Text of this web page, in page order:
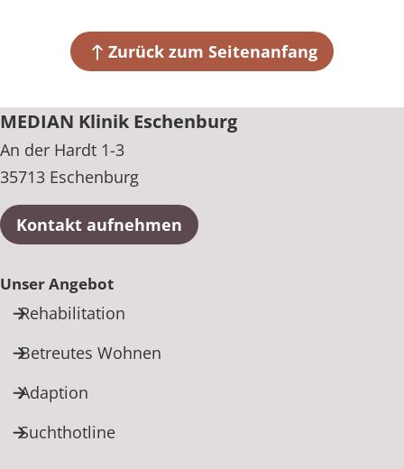
+49 2774 9134-0
Zurück zum Seitenanfang
MEDIAN Klinik Eschenburg
An der Hardt 1-3
35713 Eschenburg
Kontakt aufnehmen
Unser Angebot
Rehabilitation
Betreutes Wohnen
Adaption
Suchthotline